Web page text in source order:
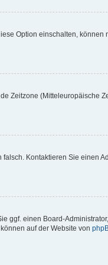
Option einschalten, können
Zeitzone (Mitteleuropäische
Kontaktieren Sie einen
ggf. einen Board-
auf der Website von